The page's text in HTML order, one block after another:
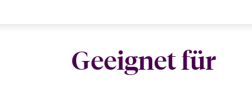
Geeignet für